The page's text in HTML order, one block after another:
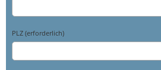
PLZ (erforderlich)